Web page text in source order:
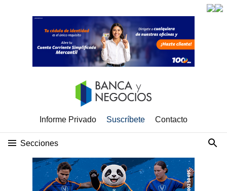
Informe Privado Suscríbete Contacto
Secciones